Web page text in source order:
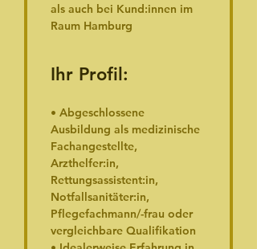
als auch bei Kund:innen im
Raum Hamburg
Ihr Profil:
• Abgeschlossene
Ausbildung als medizinische
Fachangestellte,
Arzthelfer:in,
Rettungsassistent:in,
Notfallsanitäter:in,
Pflegefachmann/-frau oder
vergleichbare Qualifikation